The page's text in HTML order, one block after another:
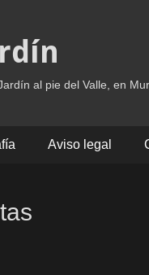
al pie del Valle, en
Aviso legal